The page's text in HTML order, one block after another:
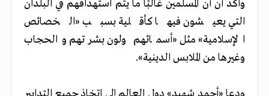
وأكد أن أن المسلمين غالبًا ما يتم استهدافهم في البلدان
التي يعيشون فيها كأقلية بسبب «الخصائص
الإسلامية» مثل «أسمائهم ولون بشرتهم والحجاب
وغيرها من الملابس الدينية».